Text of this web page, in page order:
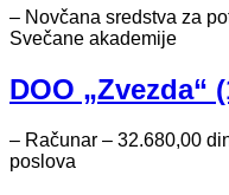
– Novčana sredstva za
Svečane akademije
DOO „Zvezda“
– Računar – 32.680,00
poslova